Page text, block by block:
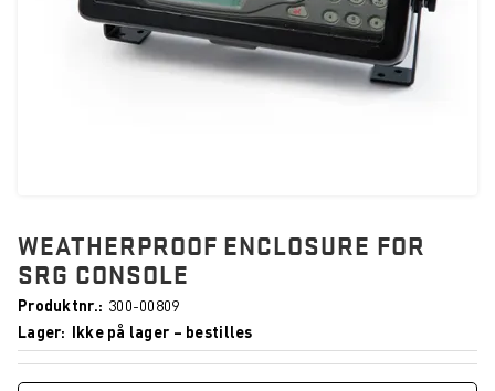
WEATHERPROOF ENCLOSURE FOR
SRG CONSOLE
Produktnr.
300-00809
Lager
Ikke på lager – bestilles